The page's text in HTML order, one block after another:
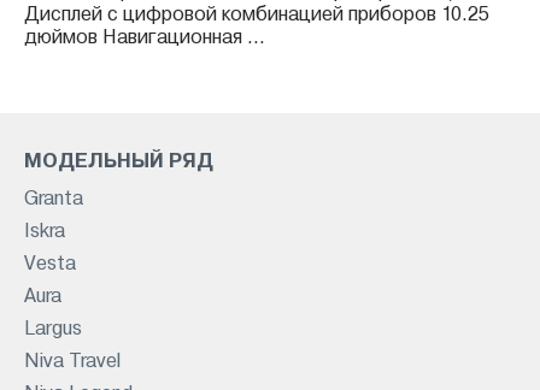
Дисплей с цифровой комбинацией приборов 10.25
дюймов Навигационная ...
МОДЕЛЬНЫЙ РЯД
Granta
Iskra
Vesta
Aura
Largus
Niva Travel